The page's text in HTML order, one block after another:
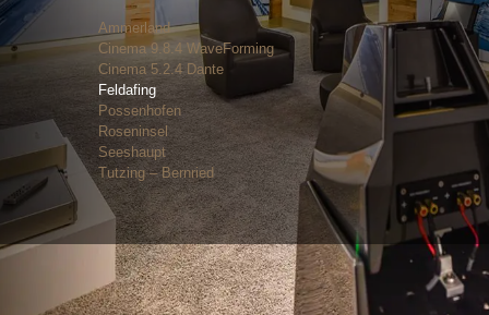
Ammerland
Cinema 9.8.4 WaveForming
Cinema 5.2.4 Dante
Feldafing
Possenhofen
Roseninsel
Seeshaupt
Tutzing – Bernried